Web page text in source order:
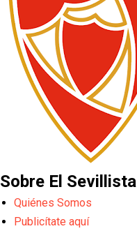
Sobre El Sevillista
Quiénes Somos
Publicítate aquí